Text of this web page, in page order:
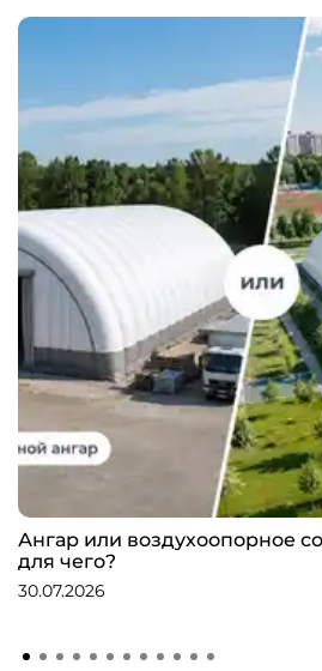
Ангар или воздухоопорное
для чего?
30.07.2026